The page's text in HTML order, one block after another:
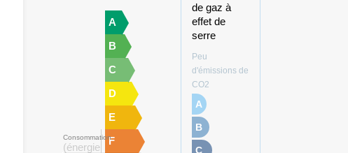
A
B
C
D
E
F
Consommation
(énergie
de gaz à
effet de
serre
Peu
d'émissions de
CO2
A
B
C